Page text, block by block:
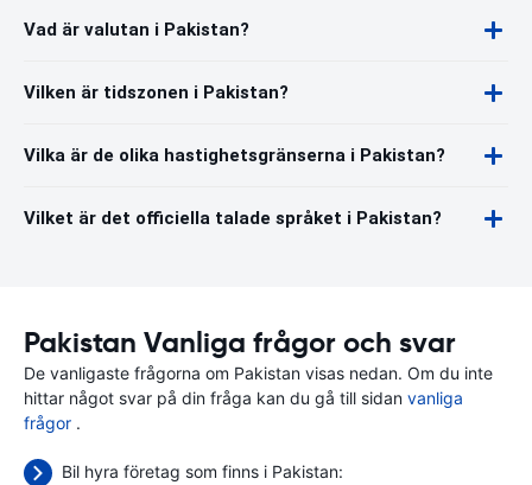
Vad är valutan i Pakistan?
Vilken är tidszonen i Pakistan?
Vilka är de olika hastighetsgränserna i Pakistan?
Vilket är det officiella talade språket i Pakistan?
Pakistan Vanliga frågor och svar
De vanligaste frågorna om Pakistan visas nedan. Om du inte
hittar något svar på din fråga kan du gå till sidan vanliga
frågor .
Bil hyra företag som finns i Pakistan: